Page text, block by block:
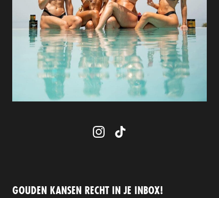
GOUDEN KANSEN RECHT IN JE INBOX!